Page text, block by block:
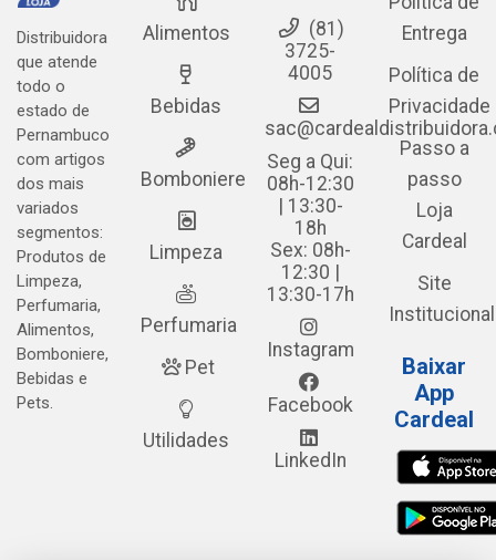
Distribuidora
que atende
todo o
estado de
Pernambuco
com artigos
dos mais
variados
segmentos:
Produtos de
Limpeza,
Perfumaria,
Alimentos,
Bomboniere,
Bebidas e
Pets.
Alimentos
Bebidas
Bomboniere
Limpeza
Perfumaria
Pet
Utilidades
(81)
3725-
4005
Seg a Qui:
08h-12:30
| 13:30-
18h
Sex: 08h-
12:30 |
13:30-17h
Instagram
Facebook
LinkedIn
Entrega
Política de
Privacidade
Passo a
passo
Loja
Cardeal
Site
Institucional
Baixar
App
Cardeal